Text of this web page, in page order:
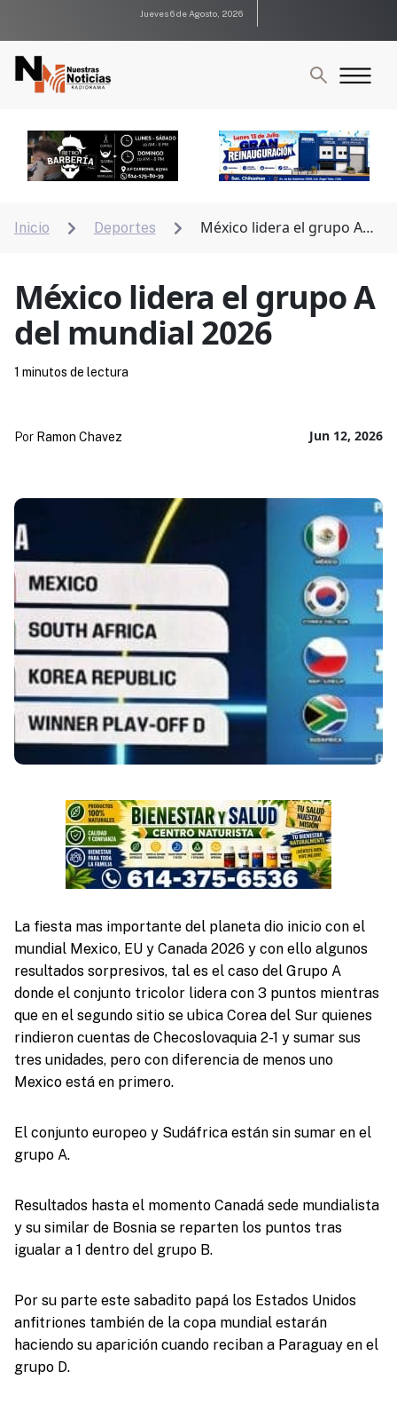
Jueves 6 de Agosto, 2026
Inicio  Deportes 
México lidera el grupo A
México lidera el grupo A
del mundial 2026
Jun 12, 2026
Por Ramon Chavez
1 minutos de lectura
La fiesta mas importante del planeta dio inicio con el
mundial Mexico, EU y Canada 2026 y con ello algunos
resultados sorpresivos, tal es el caso del Grupo A
donde el conjunto tricolor lidera con 3 puntos mientras
que en el segundo sitio se ubica Corea del Sur quienes
rindieron cuentas de Checoslovaquia 2-1 y sumar sus
tres unidades, pero con diferencia de menos uno
Mexico está en primero.
El conjunto europeo y Sudáfrica están sin sumar en el
grupo A.
Resultados hasta el momento Canadá sede mundialista
y su similar de Bosnia se reparten los puntos tras
igualar a 1 dentro del grupo B.
Por su parte este sabadito papá los Estados Unidos
anfitriones también de la copa mundial estarán
haciendo su aparición cuando reciban a Paraguay en el
grupo D.